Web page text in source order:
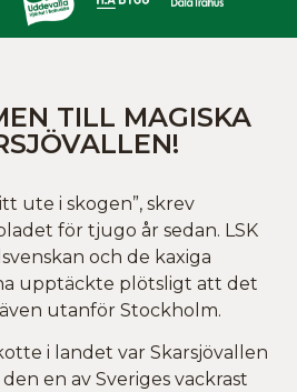
TILL MAGISKA
ute i skogen”, skrev
för tjugo år sedan. LSK
och de kaxiga
upptäckte plötsligt att det
utanför Stockholm.
i landet var Skarsjövallen
en av Sveriges vackrast